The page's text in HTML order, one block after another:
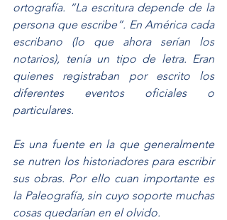
ortografía. “La escritura depende de la
persona que escribe”. En América cada
escribano (lo que ahora serían los
notarios), tenía un tipo de letra. Eran
quienes registraban por escrito los
diferentes eventos oficiales o
particulares.
Es una fuente en la que generalmente
se nutren los historiadores para escribir
sus obras. Por ello cuan importante es
la Paleografía, sin cuyo soporte muchas
cosas quedarían en el olvido.